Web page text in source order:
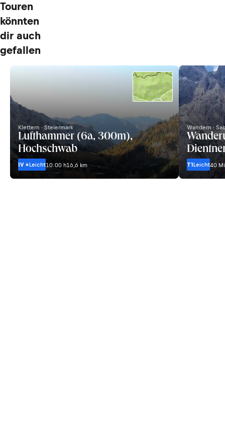
Touren
könnten
dir auch
gefallen
Klettern · Steiermark
Lufthammer (6a, 300m),
Hochschwab
IV +Leicht10:00 h16,6 km
Wandern ·
T1Leicht40